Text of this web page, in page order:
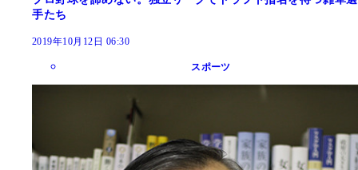
手たち
2019年10月12日 06:30
スポーツ